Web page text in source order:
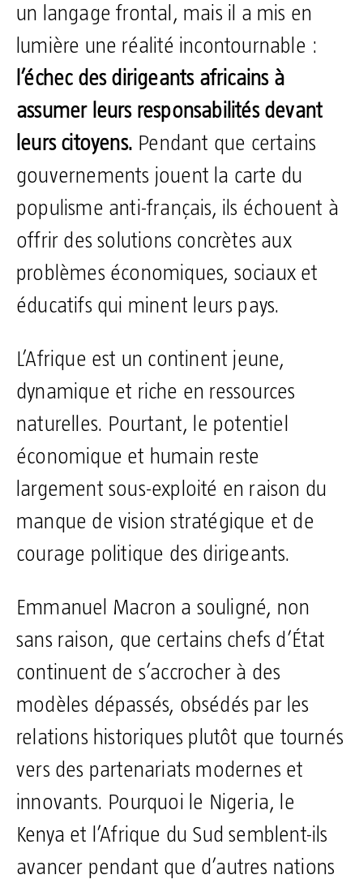
un langage frontal, mais il a mis en
lumière une réalité incontournable :
l’échec des dirigeants africains à
assumer leurs responsabilités devant
leurs citoyens. Pendant que certains
gouvernements jouent la carte du
populisme anti-français, ils échouent à
offrir des solutions concrètes aux
problèmes économiques, sociaux et
éducatifs qui minent leurs pays.
L’Afrique est un continent jeune,
dynamique et riche en ressources
naturelles. Pourtant, le potentiel
économique et humain reste
largement sous-exploité en raison du
manque de vision stratégique et de
courage politique des dirigeants.
Emmanuel Macron a souligné, non
sans raison, que certains chefs d’État
continuent de s’accrocher à des
modèles dépassés, obsédés par les
relations historiques plutôt que tournés
vers des partenariats modernes et
innovants. Pourquoi le Nigeria, le
Kenya et l’Afrique du Sud semblent-ils
avancer pendant que d’autres nations